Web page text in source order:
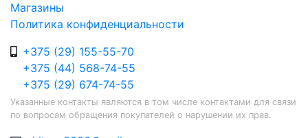
Магазины
Политика конфиденциальности
+375 (29) 155-55-70
+375 (44) 568-74-55
+375 (29) 674-74-55
Указанные контакты являются в том числе контактами для связи
по вопросам обращения покупателей о нарушении их прав.